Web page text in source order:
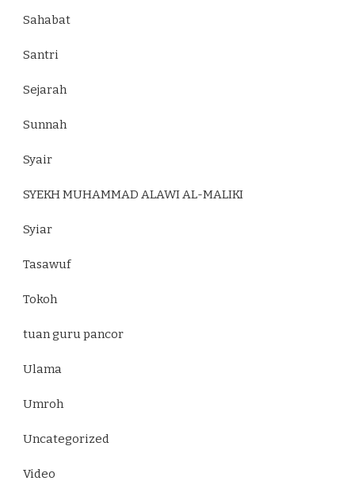
Sahabat
Santri
Sejarah
Sunnah
Syair
SYEKH MUHAMMAD ALAWI AL-MALIKI
Syiar
Tasawuf
Tokoh
tuan guru pancor
Ulama
Umroh
Uncategorized
Video